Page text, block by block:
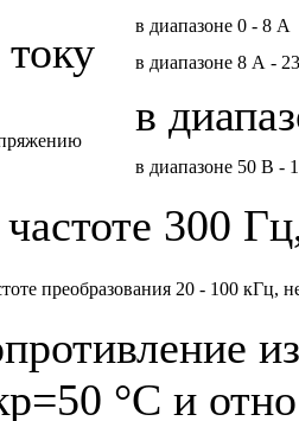
в диапазоне 0 - 8 А
в диапазоне 8 А -
в
в диапазоне 50 В -
300
преобразования 20 - 100 кГц,
°С и